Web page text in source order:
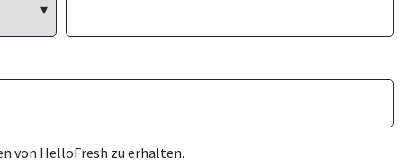
von HelloFresh zu erhalten.